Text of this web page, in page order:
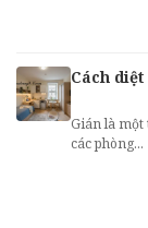
Cách
Gián là
các phòng...